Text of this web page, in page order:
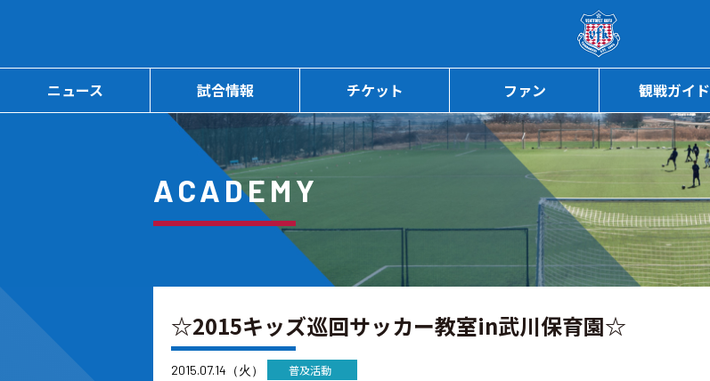
ページの本文へ
ニュース 試合情報 チケット ファン 観戦ガイド
ACADEMY
☆2015キッズ巡回サッカー教室in武川保育園☆
2015.07.14（火） 普及活動